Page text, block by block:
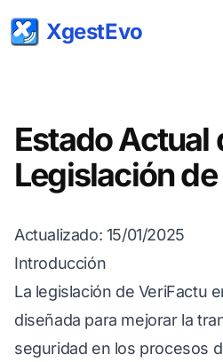
XgestEvo
Estado Actual
Legislación
Actualizado: 15/01/2025
Introducción
La legislación de VeriFactu
diseñada para mejorar la
seguridad en los procesos